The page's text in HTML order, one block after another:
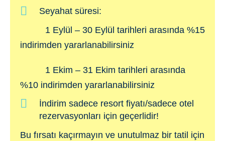
Seyahat süresi:
1 Eylül – 30 Eylül tarihleri arasında %15
indirimden yararlanabilirsiniz
1 Ekim – 31 Ekim tarihleri arasında
%10 indirimden yararlanabilirsiniz
İndirim sadece resort fiyatı/sadece otel
rezervasyonları için geçerlidir!
Bu fırsatı kaçırmayın ve unutulmaz bir tatil için